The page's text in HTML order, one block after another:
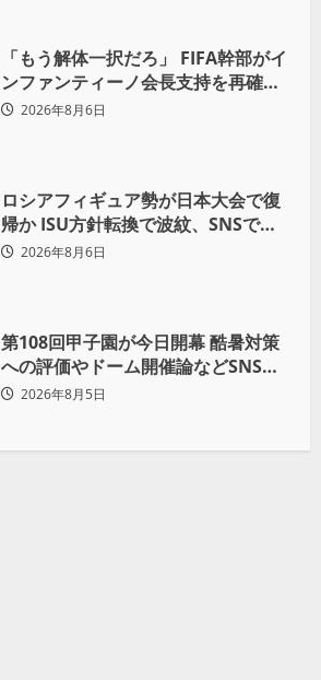
「もう解体一択だろ」 FIFA幹部がイ
ンファンティーノ会長支持を再確認
も 批判収まらず
2026年8月6日
ロシアフィギュア勢が日本大会で復
帰か ISU方針転換で波紋、SNSでは
賛否両論
2026年8月6日
第108回甲子園が今日開幕 酷暑対策
への評価やドーム開催論などSNSで
議論も
2026年8月5日